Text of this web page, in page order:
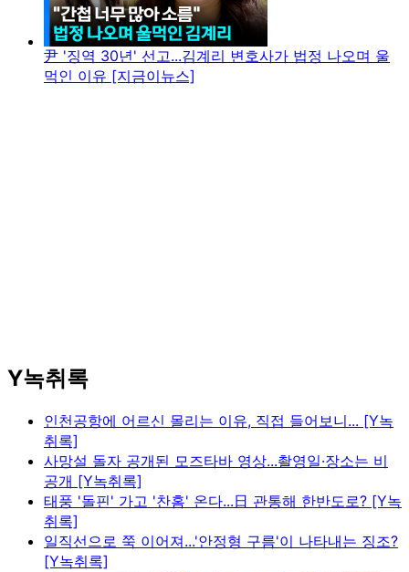
尹 '징역 30년' 선고...김계리 변호사가 법정 나오며 울
먹인 이유 [지금이뉴스]
Y녹취록
인천공항에 어르신 몰리는 이유, 직접 들어보니... [Y녹
취록]
사망설 돌자 공개된 모즈타바 영상...촬영일·장소는 비
공개 [Y녹취록]
태풍 '돌핀' 가고 '찬홈' 온다...日 관통해 한반도로? [Y녹
취록]
일직선으로 쭉 이어져...'안정형 구름'이 나타내는 징조?
[Y녹취록]